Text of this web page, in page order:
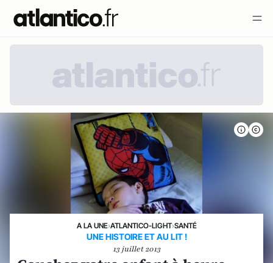
A LA UNE›ATLANTICO-LIGHT›SANTÉ
UNE HISTOIRE ET AU LIT !
13 juillet 2013